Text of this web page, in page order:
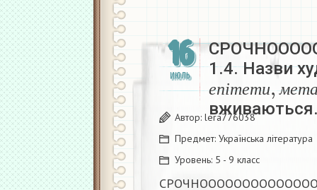
16
ИЮЛЬ
1.4. Назви
е п і т е т и ме та
е пітети,ме
Автор: lera776038
Предмет: Українська література
Уровень: 5 - 9 класс